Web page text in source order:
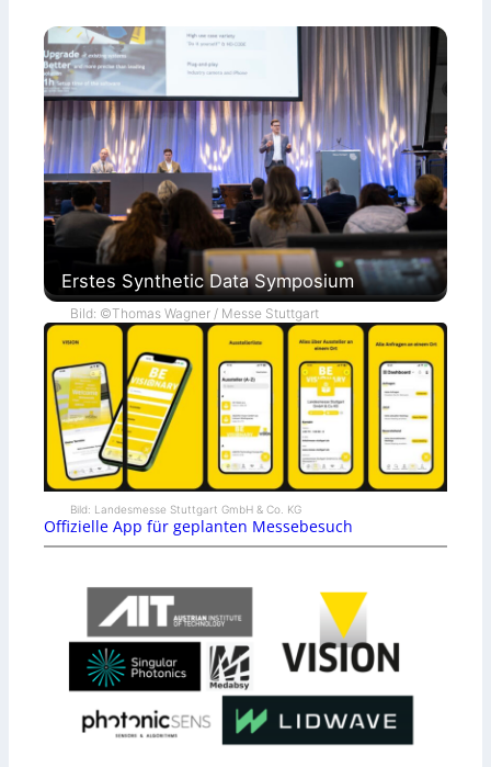
Erstes Synthetic Data Symposium
Bild: ©Thomas Wagner / Messe Stuttgart
Bild: Landesmesse Stuttgart GmbH & Co. KG
Offizielle App für geplanten Messebesuch